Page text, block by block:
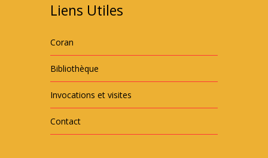
Liens Utiles
Coran
Bibliothèque
Invocations et visites
Contact